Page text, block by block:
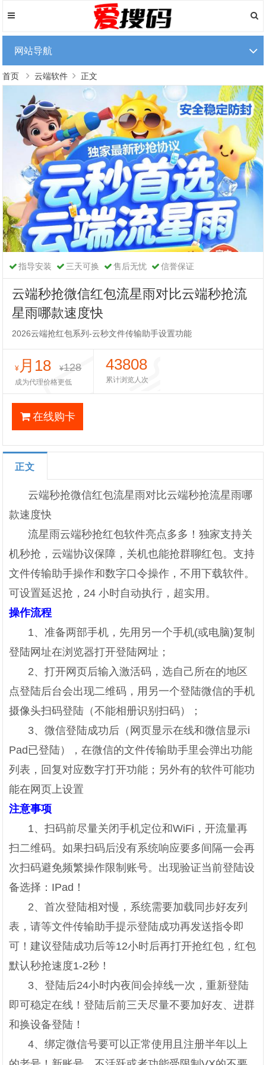
网站导航
首页 云端软件 正文
指导安装 三天可换 售后无忧 信誉保证
云端秒抢微信红包流星雨对比云端秒抢流
星雨哪款速度快
2026云端抢红包系列-云秒文件传输助手设置功能
¥ 月18 ¥128
成为代理价格更低
43808
累计浏览人次
在线购卡
正文
云端秒抢微信红包流星雨对比云端秒抢流星雨哪
款速度快
流星雨云端秒抢红包软件亮点多多！独家支持关
机秒抢，云端协议保障，关机也能抢群聊红包。支持
文件传输助手操作和数字口令操作，不用下载软件。
可设置延迟抢，24 小时自动执行，超实用。
操作流程
1、准备两部手机，先用另一个手机(或电脑)复制
登陆网址在浏览器打开登陆网址；
2、打开网页后输入激活码，选自己所在的地区
点登陆后台会出现二维码，用另一个登陆微信的手机
摄像头扫码登陆（不能相册识别扫码）；
3、微信登陆成功后（网页显示在线和微信显示i
Pad已登陆），在微信的文件传输助手里会弹出功能
列表，回复对应数字打开功能；另外有的软件可能功
能在网页上设置
注意事项
1、扫码前尽量关闭手机定位和WiFi，开流量再
扫二维码。如果扫码后没有系统响应要多间隔一会再
次扫码避免频繁操作限制账号。出现验证当前登陆设
备选择：IPad！
2、首次登陆相对慢，系统需要加载同步好友列
表，请等文件传输助手提示登陆成功再发送指令即
可！建议登陆成功后等12小时后再打开抢红包，红包
默认秒抢速度1-2秒！
3、登陆后24小时内夜间会掉线一次，重新登陆
即可稳定在线！登陆后前三天尽量不要加好友、进群
和换设备登陆！
4、绑定微信号要可以正常使用且注册半年以上